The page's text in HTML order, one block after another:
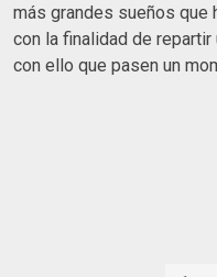
más grandes sueños que
con la finalidad de
con ello que pasen un